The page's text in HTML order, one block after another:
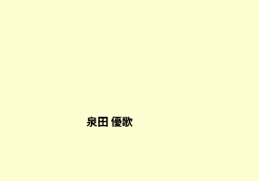
泉田 優歌